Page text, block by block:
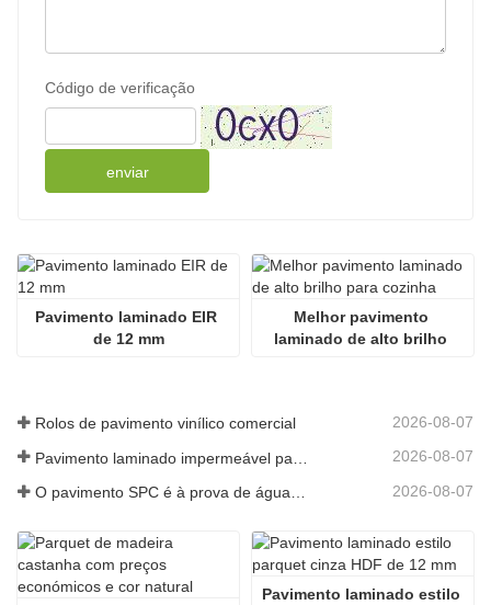
Código de verificação
enviar
Pavimento laminado EIR
de 12 mm
Melhor pavimento
laminado de alto brilho
Rolos de pavimento vinílico comercial 2026-08-07
2026-08-07
2026-08-07
Pavimento laminado estilo